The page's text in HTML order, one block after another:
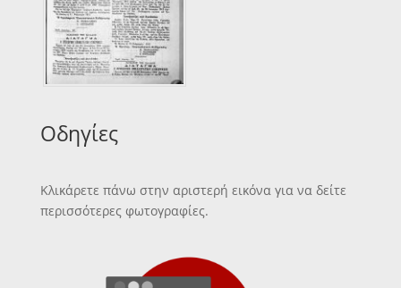
Οδηγίες
Κλικάρετε πάνω στην αριστερή εικόνα για να δείτε
περισσότερες φωτογραφίες.